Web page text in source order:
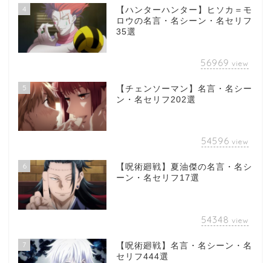
4
【ハンターハンター】ヒソカ＝モ
ロウの名言・名シーン・名セリフ
35選
56969 view
5
【チェンソーマン】名言・名シー
ン・名セリフ202選
54596 view
6
【呪術廻戦】夏油傑の名言・名シ
ーン・名セリフ17選
54348 view
7
【呪術廻戦】名言・名シーン・名
セリフ444選